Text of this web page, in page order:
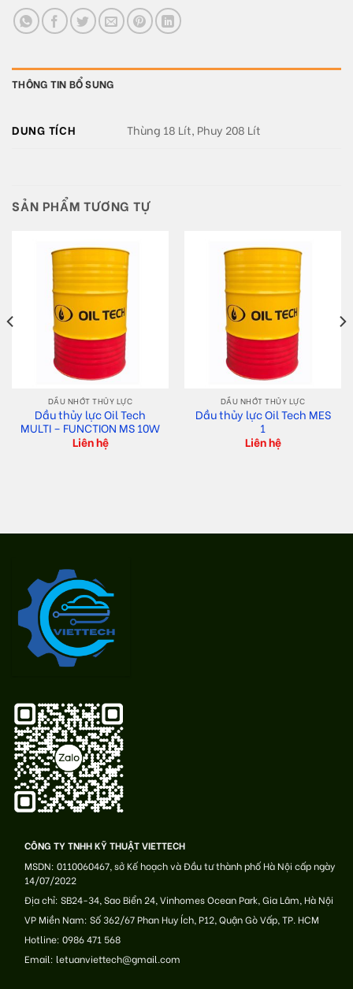
THÔNG TIN BỔ SUNG
DUNG TÍCH Thùng 18 Lít, Phuy 208 Lít
SẢN PHẨM TƯƠNG TỰ
DẦU NHỚT THỦY LỰC
Dầu thủy lực Oil Tech
MULTI – FUNCTION MS 10W
Liên hệ
DẦU NHỚT THỦY LỰC
Dầu thủy lực Oil Tech MES
1
Liên hệ
CÔNG TY TNHH KỸ THUẬT VIETTECH
MSDN: 0110060467, sở Kế hoạch và Đầu tư thành phố Hà Nội cấp ngày
14/07/2022
Địa chỉ: SB24-34, Sao Biển 24, Vinhomes Ocean Park, Gia Lâm, Hà Nội
VP Miền Nam: Số 362/67 Phan Huy Ích, P12, Quận Gò Vấp, TP. HCM
Hotline: 0986 471 568
Email: letuanviettech@gmail.com